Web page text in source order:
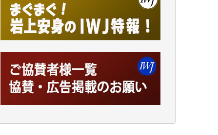
様）
今日、僅かですがカンパしました。IWJの危
機を乗り切るには到底及ばない額ですが病気
パです。
かねてよりIWJが発してきた膨大な取材記事
や解説記事、そして各界の方々とのインタビ
ューは大袈裟ではなく、極めて重要な知的財
産だと思っています。